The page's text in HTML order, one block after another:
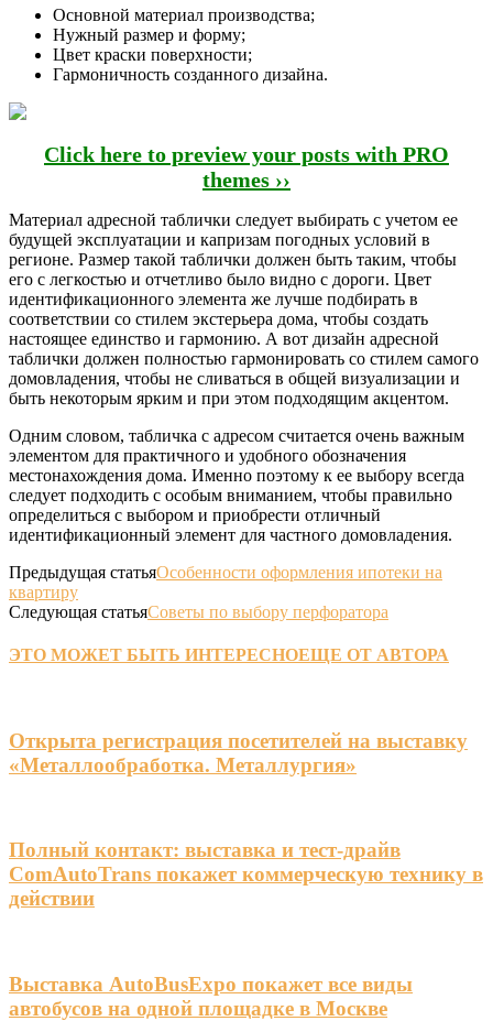
Основной материал производства;
Нужный размер и форму;
Цвет краски поверхности;
Гармоничность созданного дизайна.
Click here to preview your posts with PRO
themes ››
Материал адресной таблички следует выбирать с учетом ее
будущей эксплуатации и капризам погодных условий в
регионе. Размер такой таблички должен быть таким, чтобы
его с легкостью и отчетливо было видно с дороги. Цвет
идентификационного элемента же лучше подбирать в
соответствии со стилем экстерьера дома, чтобы создать
настоящее единство и гармонию. А вот дизайн адресной
таблички должен полностью гармонировать со стилем самого
домовладения, чтобы не сливаться в общей визуализации и
быть некоторым ярким и при этом подходящим акцентом.
Одним словом, табличка с адресом считается очень важным
элементом для практичного и удобного обозначения
местонахождения дома. Именно поэтому к ее выбору всегда
следует подходить с особым вниманием, чтобы правильно
определиться с выбором и приобрести отличный
идентификационный элемент для частного домовладения.
Предыдущая статьяОсобенности оформления ипотеки на
квартиру
Следующая статьяСоветы по выбору перфоратора
ЭТО МОЖЕТ БЫТЬ ИНТЕРЕСНОЕЩЕ ОТ АВТОРА
Открыта регистрация посетителей на выставку
«Металлообработка. Металлургия»
Полный контакт: выставка и тест-драйв
ComAutoTrans покажет коммерческую технику в
действии
Выставка AutoBusExpo покажет все виды
автобусов на одной площадке в Москве